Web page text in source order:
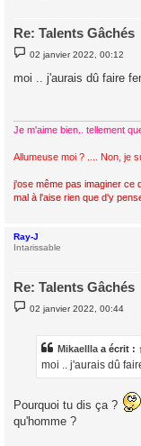
Re: Talents Gâchés
M
e
s
s
02 janvier 2022, 00:12
moi .. j'aurais dû faire
Je m'aime bien.. tellement
Allumeuse moi ? .... Non, je
j'ose même pas imaginer ce
mal à l'aise rien que d'y
Ray-J
Intarissable
Re: Talents Gâchés
M
e
02 janvier 2022, 00:44
Mikaellla a écrit : ↑
moi .. j'aurais dû
Pourquoi tu dis ça ?
qu'homme ?